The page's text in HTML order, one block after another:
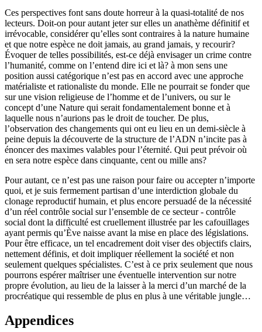
Ces perspectives font sans doute horreur à la quasi-totalité de nos
lecteurs. Doit-on pour autant jeter sur elles un anathème définitif et
irrévocable, considérer qu’elles sont contraires à la nature humaine
et que notre espèce ne doit jamais, au grand jamais, y recourir?
Évoquer de telles possibilités, est-ce déjà envisager un crime contre
l’humanité, comme on l’entend dire ici et là? à mon sens une
position aussi catégorique n’est pas en accord avec une approche
matérialiste et rationaliste du monde. Elle ne pourrait se fonder que
sur une vision religieuse de l’homme et de l’univers, ou sur le
concept d’une Nature qui serait fondamentalement bonne et à
laquelle nous n’aurions pas le droit de toucher. De plus,
l’observation des changements qui ont eu lieu en un demi-siècle à
peine depuis la découverte de la structure de l’ADN n’incite pas à
énoncer des maximes valables pour l’éternité. Qui peut prévoir où
en sera notre espèce dans cinquante, cent ou mille ans?
Pour autant, ce n’est pas une raison pour faire ou accepter n’importe
quoi, et je suis fermement partisan d’une interdiction globale du
clonage reproductif humain, et plus encore persuadé de la nécessité
d’un réel contrôle social sur l’ensemble de ce secteur - contrôle
social dont la difficulté est cruellement illustrée par les cafouillages
ayant permis qu’Ève naisse avant la mise en place des législations.
Pour être efficace, un tel encadrement doit viser des objectifs clairs,
nettement définis, et doit impliquer réellement la société et non
seulement quelques spécialistes. C’est à ce prix seulement que nous
pourrons espérer maîtriser une éventuelle intervention sur notre
propre évolution, au lieu de la laisser à la merci d’un marché de la
procréatique qui ressemble de plus en plus à une véritable jungle…
Appendices